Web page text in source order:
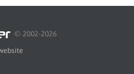
© 2002-2026